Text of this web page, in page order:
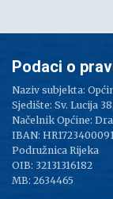
Podaci o
Naziv subjekta:
Sjedište: Sv. Lucija
Načelnik Općine:
IBAN:
Podružnica Rijeka
OIB: 32131316182
MB: 2634465